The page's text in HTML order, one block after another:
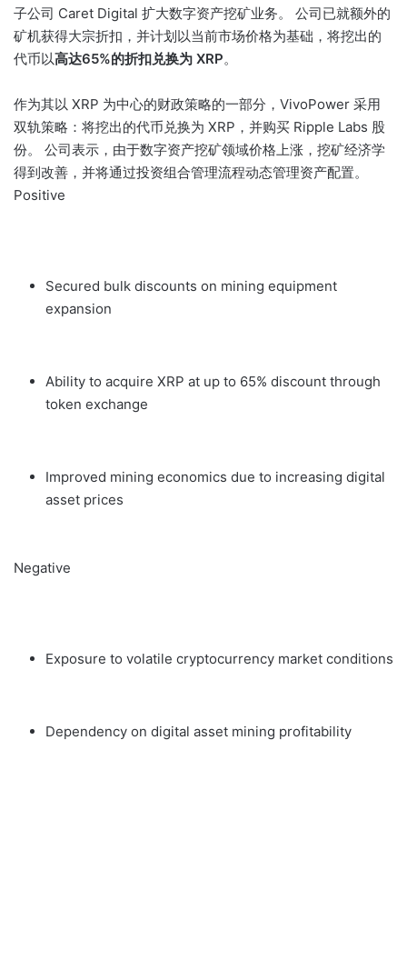
子公司 Caret Digital 扩大数字资产挖矿业务。 公司已就额外的
矿机获得大宗折扣，并计划以当前市场价格为基础，将挖出的
代币以高达65%的折扣兑换为 XRP。
作为其以 XRP 为中心的财政策略的一部分，VivoPower 采用
双轨策略：将挖出的代币兑换为 XRP，并购买 Ripple Labs 股
份。 公司表示，由于数字资产挖矿领域价格上涨，挖矿经济学
得到改善，并将通过投资组合管理流程动态管理资产配置。
Positive
Secured bulk discounts on mining equipment
expansion
Ability to acquire XRP at up to 65% discount through
token exchange
Improved mining economics due to increasing digital
asset prices
Negative
Exposure to volatile cryptocurrency market conditions
Dependency on digital asset mining profitability